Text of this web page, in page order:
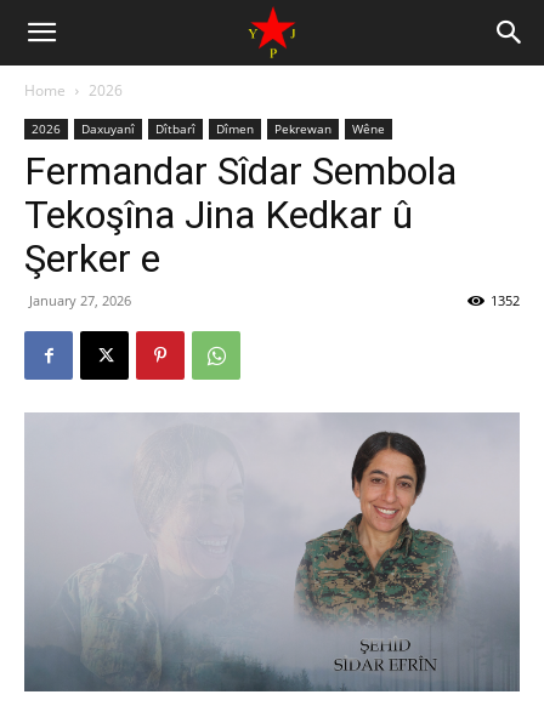
Home 2026
2026 Daxuyanî Dîtbarî Dîmen Pekrewan Wêne
Fermandar Sîdar Sembola
Tekoşîna Jina Kedkar û
Şerker e
January 27, 2026 1352